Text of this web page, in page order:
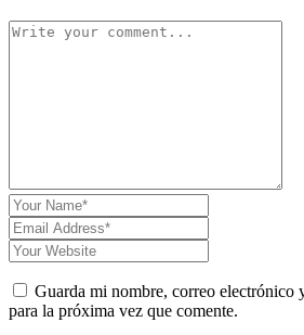
Guarda mi nombre, correo electrónico
para la próxima vez que comente.